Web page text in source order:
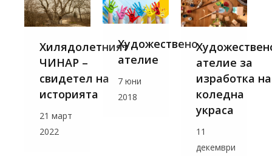
Хилядолетният
ЧИНАР –
свидетел на
историята
21 март
2022
Художествено
ателие
7 юни
2018
ателие за
изработка на
коледна
украса
11
декември